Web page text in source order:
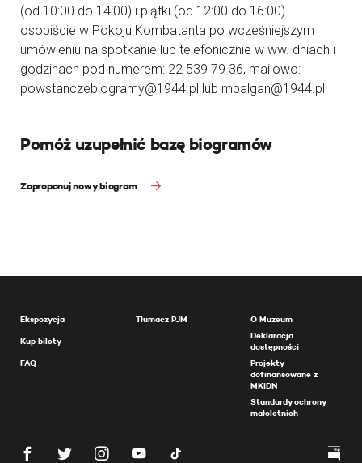
(od 10:00 do 14:00) i piątki (od 12:00 do 16:00)
osobiście w Pokoju Kombatanta po wcześniejszym
umówieniu na spotkanie lub telefonicznie w ww. dniach i
godzinach pod numerem: 22 539 79 36, mailowo:
powstanczebiogramy@1944.pl lub mpalgan@1944.pl
Pomóż uzupełnić bazę biogramów
Zaproponuj nowy biogram
Ekspozycja
Kup bilety
FAQ
Tłumacz PJM
O Muzeum
Deklaracja
dostępności
Projekty
dofinansowane z
MKiDN
Standardy ochrony
małoletnich